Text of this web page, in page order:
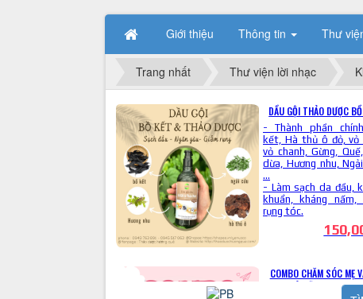
Giới thiệu Thông tin Thư
Trang nhất Thư viện lời nhạc